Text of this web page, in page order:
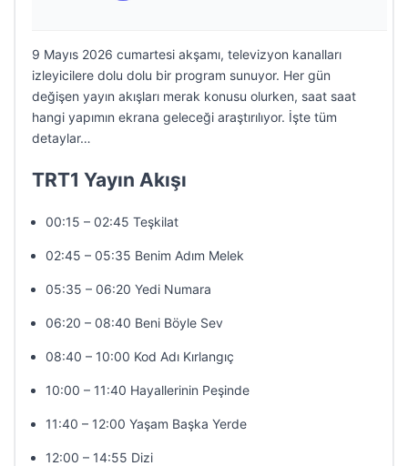
9 Mayıs 2026 cumartesi akşamı, televizyon kanalları
izleyicilere dolu dolu bir program sunuyor. Her gün
değişen yayın akışları merak konusu olurken, saat saat
hangi yapımın ekrana geleceği araştırılıyor. İşte tüm
detaylar…
TRT1 Yayın Akışı
00:15 – 02:45 Teşkilat
02:45 – 05:35 Benim Adım Melek
05:35 – 06:20 Yedi Numara
06:20 – 08:40 Beni Böyle Sev
08:40 – 10:00 Kod Adı Kırlangıç
10:00 – 11:40 Hayallerinin Peşinde
11:40 – 12:00 Yaşam Başka Yerde
12:00 – 14:55 Dizi